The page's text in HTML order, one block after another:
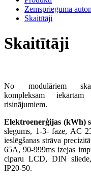
Zemsprieguma
Skaitītāji
Skaitītāji
No modulāriem
kompleksām iekārtām
risinājumiem.
Elektroenerģijas (kWh)
slēgums, 1-3- fāze, AC
ieslēgšanas strāva
65A, 90-999ms izejas
ciparu LCD, DIN
IP20-50.